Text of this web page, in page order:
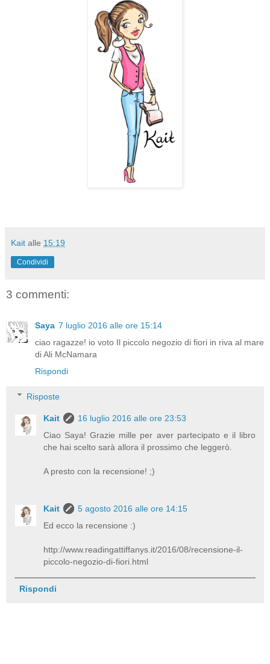
Kait alle 15:19
Condividi
3 commenti:
Saya 7 luglio 2016 alle ore 15:14
ciao ragazze! io voto Il piccolo negozio di fiori in riva al mare
di Ali McNamara
Rispondi
Risposte
Kait
16 luglio 2016 alle ore 23:53
Ciao Saya! Grazie mille per aver partecipato e il libro
che hai scelto sarà allora il prossimo che leggerò.
A presto con la recensione! ;)
Kait
5 agosto 2016 alle ore 14:15
Ed ecco la recensione :)
http://www.readingattiffanys.it/2016/08/recensione-il-
piccolo-negozio-di-fiori.html
Rispondi